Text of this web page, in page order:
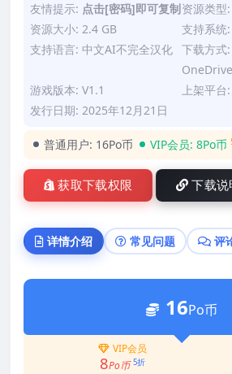
友情提示: 点击[密码]即可复制资源类型
资源大小: 2.4 GB
支持系统
支持语言: 中文AI不完全汉化 下载方式
OneDrive
游戏版本: V1.1
上架平
发行日期: 2025年12月21日
普通用户: 16Po币 VIP会员: 8Po币
获取下载权限 下载说
详情介绍 常见问题 评
16Po币
VIP会员
8Po币 5折